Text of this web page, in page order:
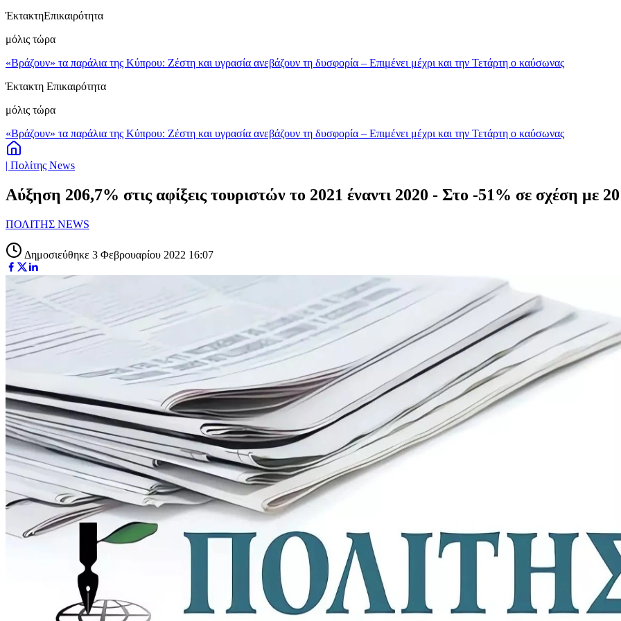
ΈκτακτηΕπικαιρότητα
μόλις τώρα
«Βράζουν» τα παράλια της Κύπρου: Ζέστη και υγρασία ανεβάζουν τη δυσφορία – Επιμένει μέχρι και την Τετάρτη ο καύσωνας
Έκτακτη Επικαιρότητα
μόλις τώρα
«Βράζουν» τα παράλια της Κύπρου: Ζέστη και υγρασία ανεβάζουν τη δυσφορία – Επιμένει μέχρι και την Τετάρτη ο καύσωνας
| Πολίτης News
Αύξηση 206,7% στις αφίξεις τουριστών το 2021 έναντι 2020 - Στο -51% σε σχέση με
ΠΟΛΙΤΗΣ NEWS
Δημοσιεύθηκε 3 Φεβρουαρίου 2022 16:07